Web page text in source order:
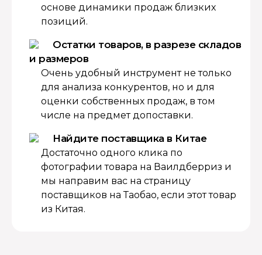
основе динамики продаж близких
позиций.
Остатки товаров, в разрезе складов
и размеров
Очень удобный инструмент не только
для анализа конкурентов, но и для
оценки собственных продаж, в том
числе на предмет допоставки.
Найдите поставщика в Китае
Достаточно одного клика по
фотографии товара на Ваилдберриз и
мы направим вас на страницу
поставщиков на Таобао, если этот товар
из Китая.